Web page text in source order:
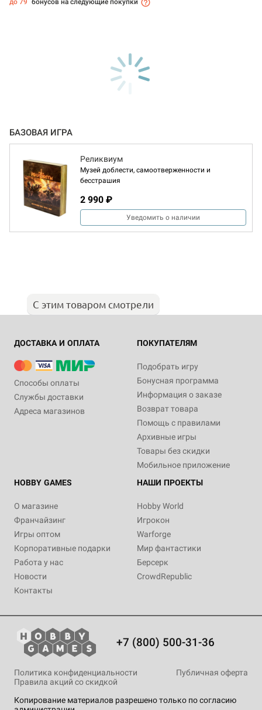
до 79 бонусов на следующие покупки
БАЗОВАЯ ИГРА
Реликвиум
Музей доблести, самоотверженности и
бесстрашия
2 990 ₽
Уведомить о наличии
С этим товаром смотрели
ДОСТАВКА И ОПЛАТА
Способы оплаты
Службы доставки
Адреса магазинов
ПОКУПАТЕЛЯМ
Подобрать игру
Бонусная программа
Информация о заказе
Возврат товара
Помощь с правилами
Архивные игры
Товары без скидки
Мобильное приложение
HOBBY GAMES
О магазине
Франчайзинг
Игры оптом
Корпоративные подарки
Работа у нас
Новости
Контакты
НАШИ ПРОЕКТЫ
Hobby World
Игрокон
Warforge
Мир фантастики
Берсерк
CrowdRepublic
+7 (800) 500-31-36
Копирование материалов разрешено только по согласию
Политика конфиденциальности
Публичная оферта
Правила акций со скидкой